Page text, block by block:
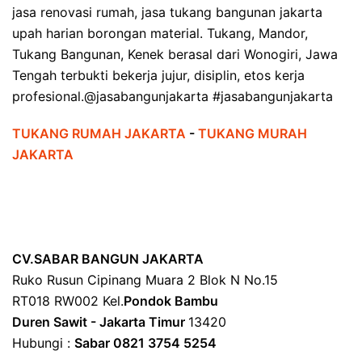
jasa renovasi rumah, jasa tukang bangunan jakarta
upah harian borongan material. Tukang, Mandor,
Tukang Bangunan, Kenek berasal dari Wonogiri, Jawa
Tengah terbukti bekerja jujur, disiplin, etos kerja
profesional.@jasabangunjakarta #jasabangunjakarta
TUKANG RUMAH JAKARTA - TUKANG MURAH
JAKARTA
CV.SABAR BANGUN JAKARTA
Ruko Rusun Cipinang Muara 2 Blok N No.15
RT018 RW002 Kel.Pondok Bambu
Duren Sawit - Jakarta Timur 13420
Hubungi : Sabar 0821 3754 5254